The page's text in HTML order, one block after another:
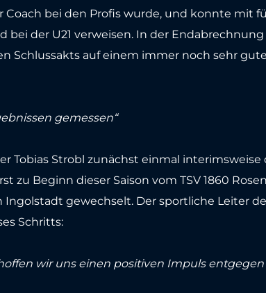
bei den Profis wurde, und konnte mit
bei der U21 verweisen. In der
Schlussakts auf einem immer noch sehr
gemessen“
Tobias Strobl zunächst einmal interimsweise
zu Beginn dieser Saison vom TSV 1860
Ingolstadt gewechselt. Der sportliche Leiter
Schritts:
wir uns einen positiven Impuls